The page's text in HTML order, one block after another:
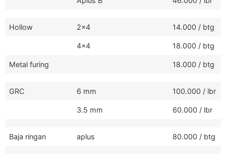
Hollow 2x4 14.000 / btg
4x4 18.000 / btg
Metal furing 18.000 / btg
GRC 6 mm 100.000 / lbr
3.5 mm 60.000 / lbr
Baja ringan aplus 80.000 / btg